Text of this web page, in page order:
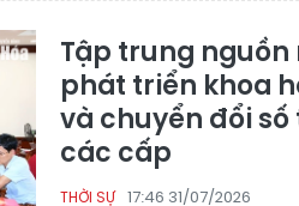
Tập trung
phát triển khoa
và chuyển đổi
các cấp
THỜI SỰ 17:46 31/07/2026